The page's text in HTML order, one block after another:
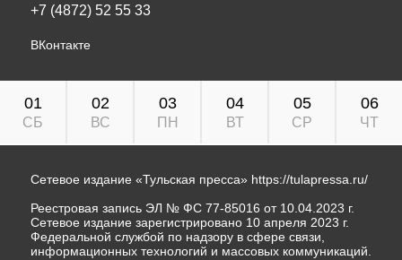
+7 (4872) 52 55 33
ВКонтакте
01
СБ
02
ВС
03
ПН
04
ВТ
05
СР
06
ЧТ
Сетевое издание «Тульская пресса» https://tulapressa.ru/
Реестровая запись ЭЛ № ФС 77-85016 от 10.04.2023 г.
Сетевое издание зарегистрировано 10 апреля 2023 г.
Федеральной службой по надзору в сфере связи,
информационных технологий и массовых коммуникаций.